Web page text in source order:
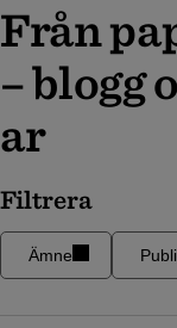
Från
–blog­g
ar
Filtrera
Ämne